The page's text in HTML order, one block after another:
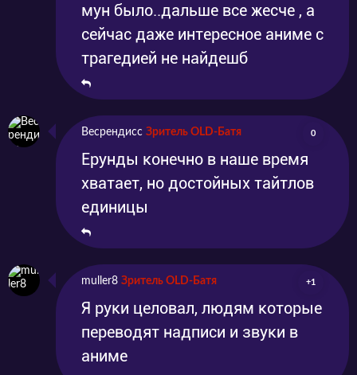
мун было..дальше все жесче , а
сейчас даже интересное аниме с
трагедией не найдешб
Весрендисс Зритель OLD-Батя 0
Ерунды конечно в наше время
хватает, но достойных тайтлов
единицы
muller8 Зритель OLD-Батя +1
Я руки целовал, людям которые
переводят надписи и звуки в
аниме